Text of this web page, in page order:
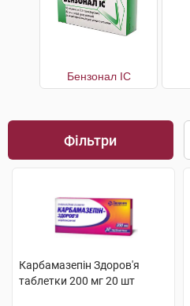
Бензонал IC
Фільтри
Карбамазепін Здоров'я
таблетки 200 мг 20 шт